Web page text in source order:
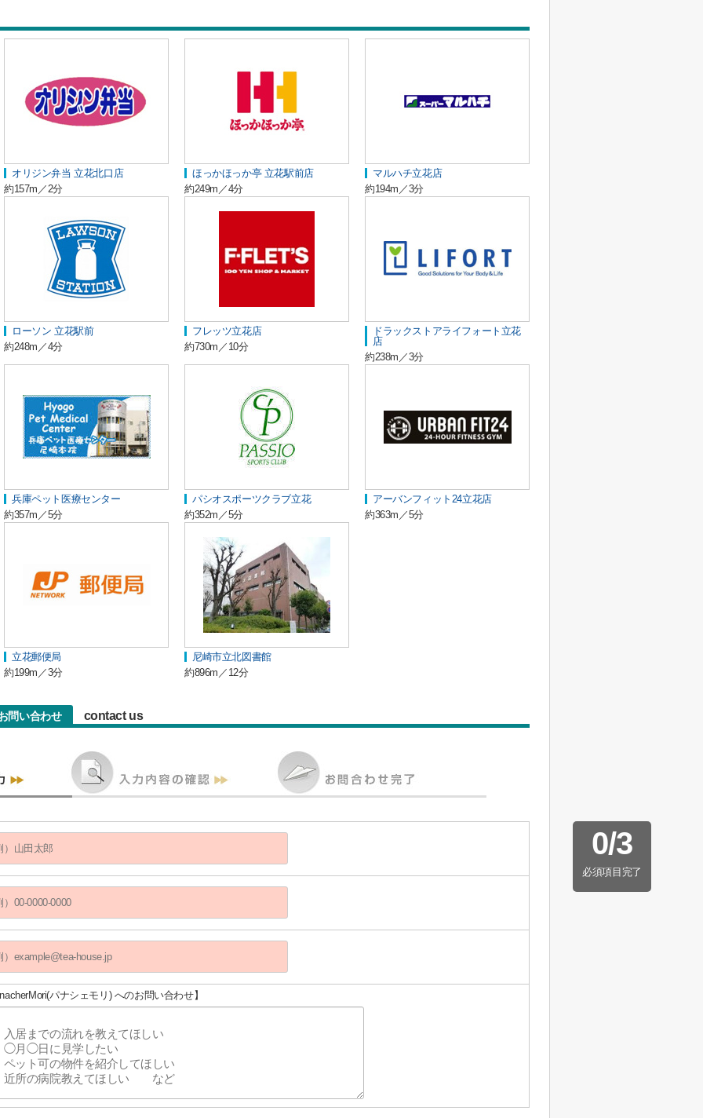
オリジン弁当 立花北口店
約157m／2分
ほっかほっか亭 立花駅前店
約249m／4分
マルハチ立花店
約194m／3分
ローソン 立花駅前
約248m／4分
フレッツ立花店
約730m／10分
ドラックストアライフォート立花
店
約238m／3分
兵庫ペット医療センター
約357m／5分
パシオスポーツクラブ立花
約352m／5分
アーバンフィット24立花店
約363m／5分
立花郵便局
約199m／3分
尼崎市立北図書館
約896m／12分
問い合わせ contact us
0/3
必須項目完了
パナシェモリ) へのお問い合わせ】